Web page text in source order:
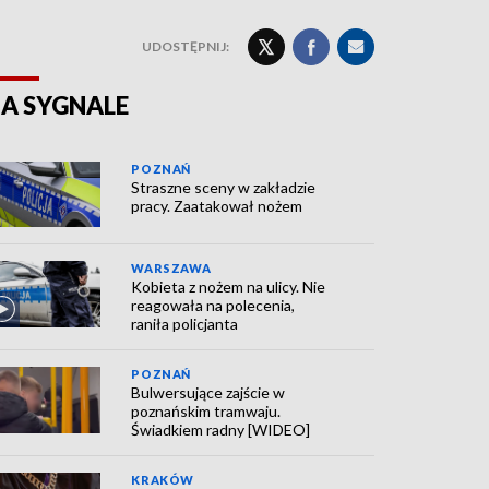
UDOSTĘPNIJ:
SYGNALE
POZNAŃ
Straszne sceny w zakładzie
pracy. Zaatakował nożem
WARSZAWA
Kobieta z nożem na ulicy. Nie
reagowała na polecenia,
raniła policjanta
POZNAŃ
Bulwersujące zajście w
poznańskim tramwaju.
Świadkiem radny [WIDEO]
KRAKÓW